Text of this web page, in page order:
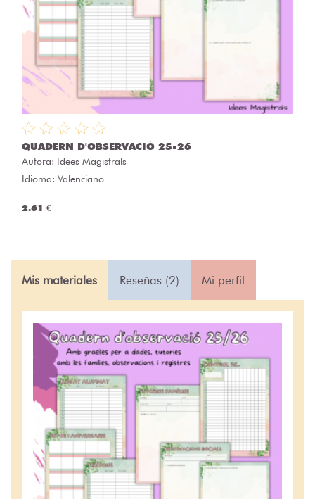
QUADERN D'OBSERVACIÓ 25-26
Autora: Idees Magistrals
Idioma: Valenciano
2.61 €
Mis materiales Reseñas (2) Mi perfil